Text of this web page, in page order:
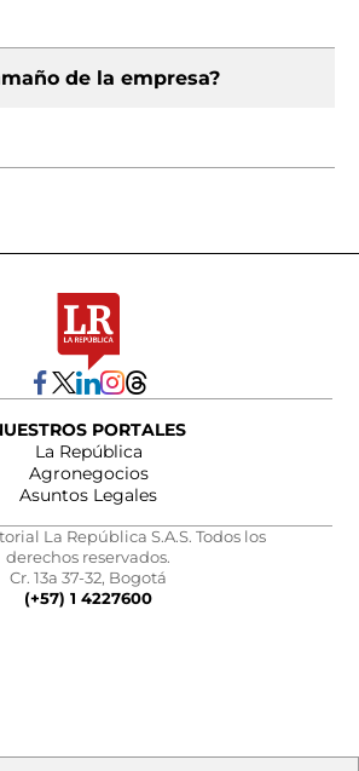
de la empresa?
PORTALES
La República
Agronegocios
Asuntos Legales
La República S.A.S. Todos los
derechos reservados.
Cr. 13a 37-32, Bogotá
(+57) 1 4227600